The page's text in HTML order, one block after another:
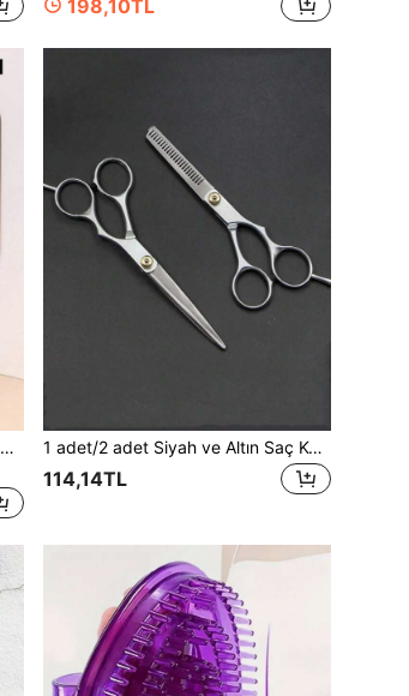
198,10TL
3 Parçalı Saç Şekillendirme Seti - Düzleştirme Fırçası, Kabartma Tarağı, Kaş Fırçası, Saç Ucu Fırçası, Perma Fırçası, Saç Yağı Fırçası, Temizleme Fırçası
1 adet/2 adet Siyah ve Altın Saç Kesme Makası - Perçem Düzeltici, İnceltme Makası, Kuaför Salonu ve Ev Saç Bakım Aletleri, Düz Arka Fırça, Berber Aksesuarları, Saç Kurutma Makinesi, Saç, Berber, Saç Aletleri, Saç Ürünleri, Saç Aksesuarları, Kenar Fırçası, Şekillendirme Fırçası, Berber Aksesuarları, Seyahat, Saç Kurutma Makinesi, Saç Aksesuarları, Saç Spreyi, Saç Aksesuarları, Kıvırcık Saç Ürünleri, Kuaförlük Ekipmanları, Aksesuarlar, Saç Kesme Makası, Noel, Berber Dükkanı, Berber Aksesuarları, Saç Aksesuarları, Kuaförlük, Saç Kurutma Makinesi, Saç, Aksesuarlar, Saç Ürünleri, Saç Aletleri, Saç Malzemeleri, Saç Bakımı, Kıvırcık Saç Fırçası, Berber, Berber Aksesuarları, Kuaförlük Ekipmanları, Seyahat Temel Gereçleri, Saç Modeli, Kuaförlük, Saç, Seyahat, Saç Ürünleri, Saç Aletleri, Saç Malzemeleri, Berber, Berber Aksesuarları, Berber Dükkanı, Kuaförlük Ekipmanları
114,14TL